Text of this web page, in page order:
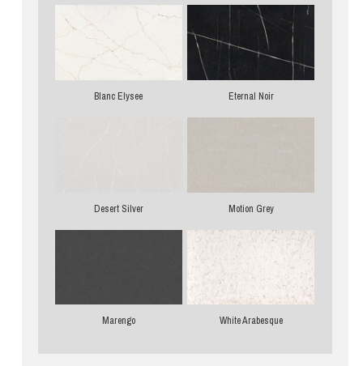
Blanc Elysee Eternal Noir
Desert Silver Motion Grey
Marengo White Arabesque